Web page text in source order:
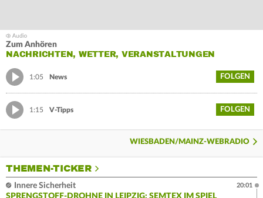
Zum Anhören
NACHRICHTEN, WETTER, VERANSTALTUNGEN
1:05 News FOLGEN
1:15 V-Tipps FOLGEN
WIESBADEN/MAINZ-WEBRADIO
THEMEN-TICKER
Innere Sicherheit
SPRENGSTOFF-DROHNE IN LEIPZIG: SEMTEX IM SPIEL
20:01